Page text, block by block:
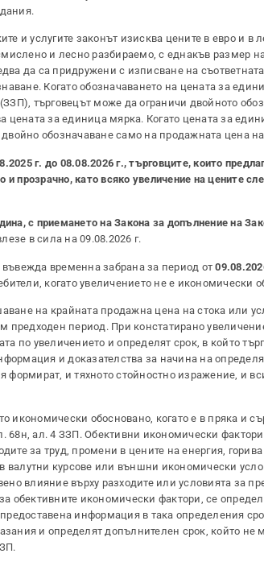
и услугите законът изисква цените в евро и в
и лесно разбираемо, с еднакъв размер
да са придружени с изписване на
Когато обозначаването на цената за
търговецът може да ограничи двойното
цената за единица мярка. Когато цената за
обозначаване само на продажната цена на
г. до 08.08.2026 г., търговците, които
прозрачно, като всяко увеличение на цените
с приемането на Закона за допълнение на
в сила на 09.08.2026 г.
временна забрана за период от
когато увеличението не е икономически
на крайната продажна цена на стока или
предходен период. При констатирано
по увеличението и определят срок, в който
и доказателства за начина на
формират, и тяхното стойностно изражение, и
икономически обосновано, когато е в пряка и
68н, ал. 4 ЗЗП. Обективни икономически
за труд, промени в цените на енергия,
курсове или външни икономически
влияние върху разходите или условията за
обективните икономически фактори, се
информация в така определения
и определят допълнителен срок, който не